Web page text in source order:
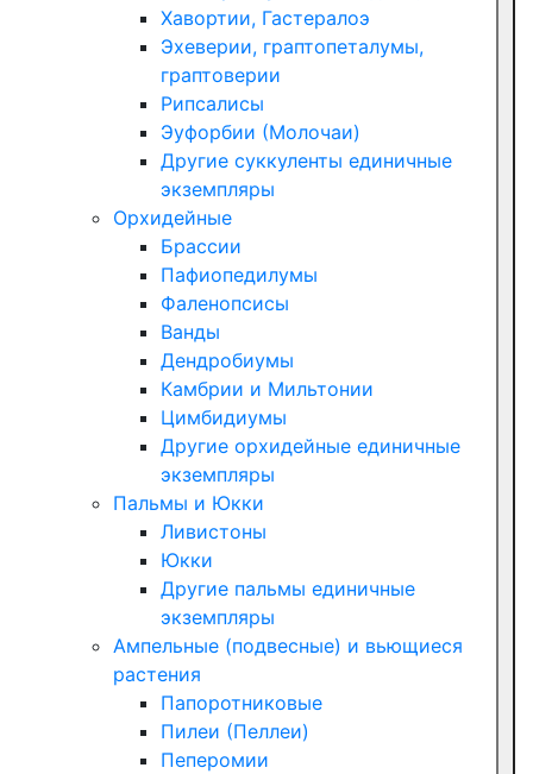
Хавортии, Гастералоэ
Эхеверии, граптопеталумы,
граптоверии
Рипсалисы
Эуфорбии (Молочаи)
Другие суккуленты единичные
экземпляры
Орхидейные
Брассии
Пафиопедилумы
Фаленопсисы
Ванды
Дендробиумы
Камбрии и Мильтонии
Цимбидиумы
Другие орхидейные единичные
экземпляры
Пальмы и Юкки
Ливистоны
Юкки
Другие пальмы единичные
экземпляры
Ампельные (подвесные) и вьющиеся
растения
Папоротниковые
Пилеи (Пеллеи)
Пеперомии